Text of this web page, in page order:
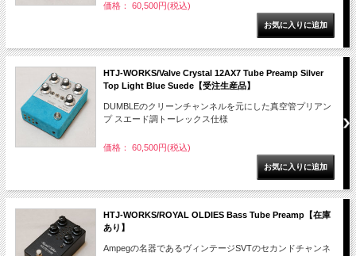
価格： 60,500円(税込)
HTJ-WORKS/Valve Crystal 12AX7 Tube Preamp Silver
Top Light Blue Suede【受注生産品】
DUMBLEのクリーンチャンネルを元にした真空管プリアン
プ スエード調トーレックス仕様
価格： 60,500円(税込)
HTJ-WORKS/ROYAL OLDIES Bass Tube Preamp【在庫
あり】
Ampegの名器であるヴィンテージSVTのセカンドチャンネ